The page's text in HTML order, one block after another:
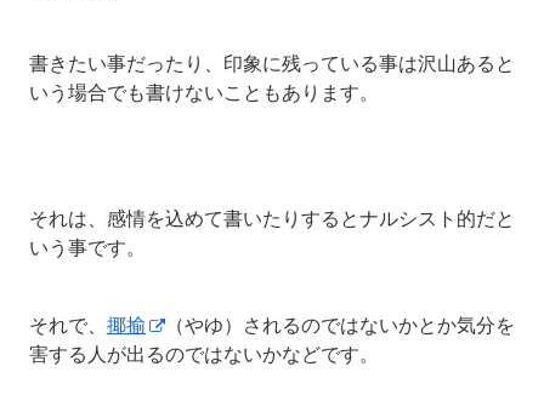
書きたい事だったり、印象に残っている事は沢山あると
いう場合でも書けないこともあります。
それは、感情を込めて書いたりするとナルシスト的だと
いう事です。
それで、 揶揄
（やゆ）されるのではないかとか気分を
害する人が出るのではないかなどです。